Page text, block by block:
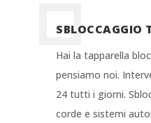
SBLOCCAGGIO
Hai la tapparella
pensiamo noi.
24 tutti i giorni.
corde e sistemi